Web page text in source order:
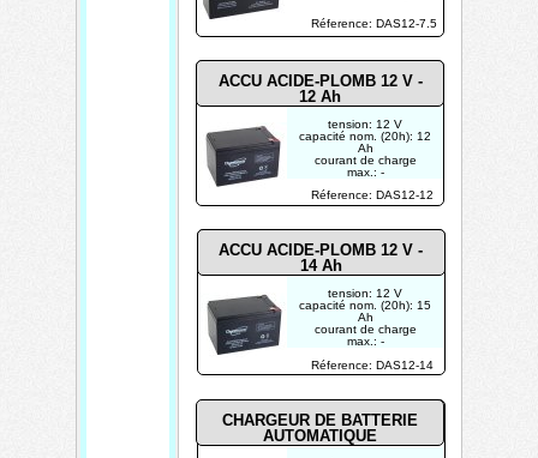
ACCU ACIDE-PLOMB 12 V -
12 Ah
CHARGEUR DE BATTERIE
AUTOMATIQUE
ACCU ACIDE-PLOMB 12 V -
14 Ah
tension: 12 V
capacité nom. (20h): 12
Ah
courant de charge
max.: -
dimensions: 150 x 97 x
99 mm
tension: 12 V
capacité nom. (20h): 15
Ah
courant de charge
max.: -
dimensions: 150 x 97 x
99 mm
connexions: D-T1
dimensions: 151 x 65 x
99 mm
Réference: DAS12-14
Réference: DAS12-7.5
Réference: DAS12-12